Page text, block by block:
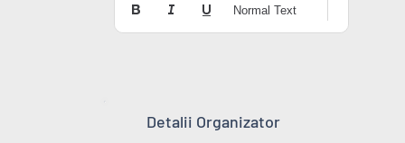
Normal Text
Detalii Organizator